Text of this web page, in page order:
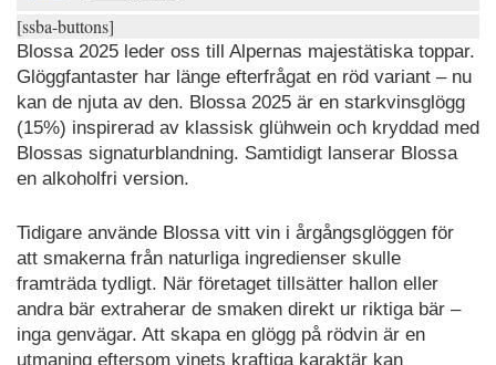
[ssba-buttons]
Blossa 2025 leder oss till Alpernas majestätiska toppar.
Glöggfantaster har länge efterfrågat en röd variant – nu
kan de njuta av den. Blossa 2025 är en starkvinsglögg
(15%) inspirerad av klassisk glühwein och kryddad med
Blossas signaturblandning. Samtidigt lanserar Blossa
en alkoholfri version.
Tidigare använde Blossa vitt vin i årgångsglöggen för
att smakerna från naturliga ingredienser skulle
framträda tydligt. När företaget tillsätter hallon eller
andra bär extraherar de smaken direkt ur riktiga bär –
inga genvägar. Att skapa en glögg på rödvin är en
utmaning eftersom vinets kraftiga karaktär kan